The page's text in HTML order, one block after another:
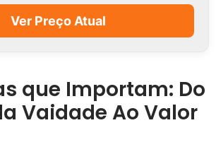
Ver Preço Atual
que Importam: Do
Vaidade Ao Valor